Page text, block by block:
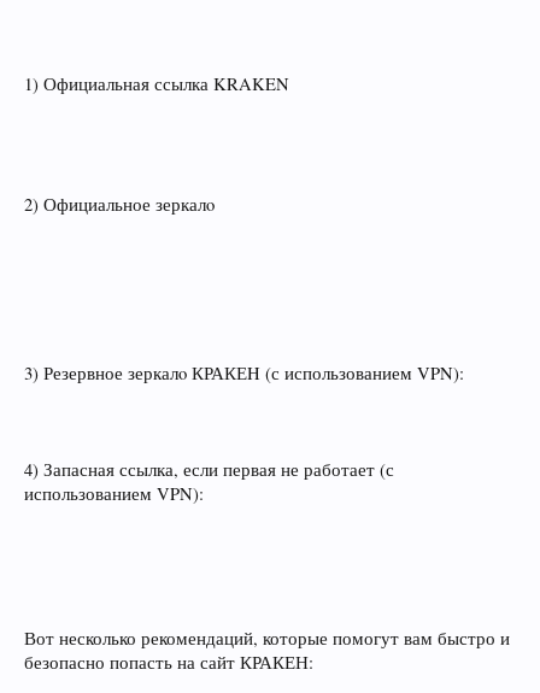
1) Официальная ссылка KRAKEN
2) Официальное зеркалo
3) Резервное зеркалo КРАКЕH (с использованием VPN):
4) Запасная ссылка, если первая не работает (с
использованием VPN):
Вот несколько рекомендаций, которые помогут вам быстро и
безопасно попасть на сайт КРАКЕН: